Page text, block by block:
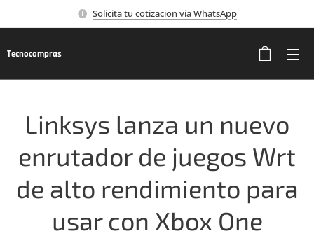
Solicita tu cotizacion via WhatsApp
Tecnocompras
Linksys lanza un nuevo
enrutador de juegos Wrt
de alto rendimiento para
usar con Xbox One